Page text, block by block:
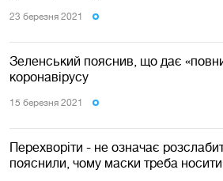
23 березня 2021
Зеленський пояснив, що дає
коронавірусу
15 березня 2021
Перехворіти - не означає
пояснили, чому маски треба носити